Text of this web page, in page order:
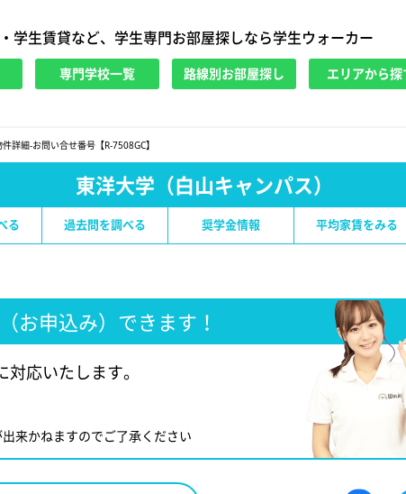
学生賃貸など、学生専門お部屋探しなら学生ウォーカー
専門学校一覧 路線別お部屋探し エリアから探
件詳細-お問い合せ番号【R-7508GC】
東洋大学（白山キャンパス）
る 過去問を調べる 奨学金情報 平均家賃をみる
お申込み）できます！
応いたします。
来かねますのでご了承ください